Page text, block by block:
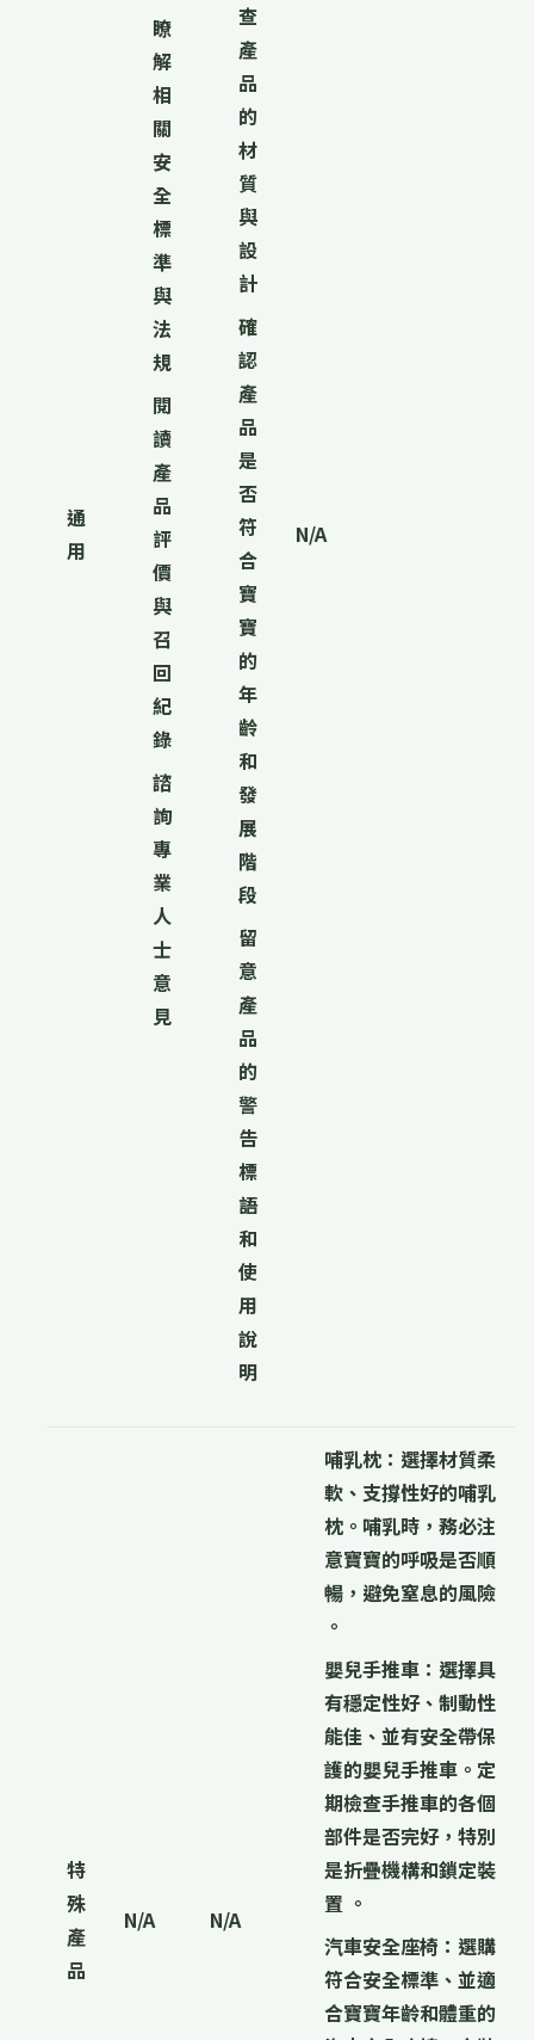
通
用
瞭
解
相
關
安
全
標
準
與
法
規
閱
讀
產
品
評
價
與
召
回
紀
錄
諮
詢
專
業
人
士
意
見
查
產
品
的
材
質
與
設
計
確
認
產
品
是
否
符
合
寶
寶
的
年
齡
和
發
展
階
段
留
意
產
品
的
警
告
標
語
和
使
用
說
明
N/A
特
殊
產
品
N/A N/A
哺乳枕： 選擇材質柔
軟、支撐性好的哺乳
枕。哺乳時，務必注
意寶寶的呼吸是否順
暢，避免窒息的風險
。
嬰兒手推車： 選擇具
有穩定性好、制動性
能佳、並有安全帶保
護的嬰兒手推車。定
期檢查手推車的各個
部件是否完好，特別
是折疊機構和鎖定裝
置 。
汽車安全座椅： 選購
符合安全標準、並適
合寶寶年齡和體重的